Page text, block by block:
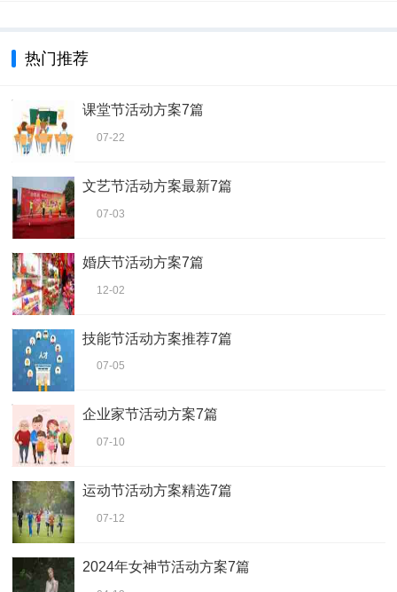
热门推荐
课堂节活动方案7篇
07-22
文艺节活动方案最新7篇
07-03
婚庆节活动方案7篇
12-02
技能节活动方案推荐7篇
07-05
企业家节活动方案7篇
07-10
运动节活动方案精选7篇
07-12
2024年女神节活动方案7篇